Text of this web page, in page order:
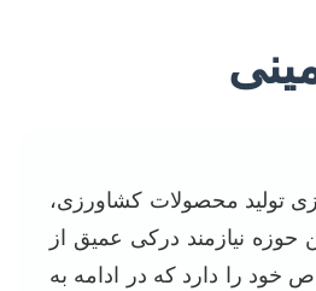
تولید محصولات کشاورزی،
نیازمند درکی عمیق از
خود را دارد که در ادامه به